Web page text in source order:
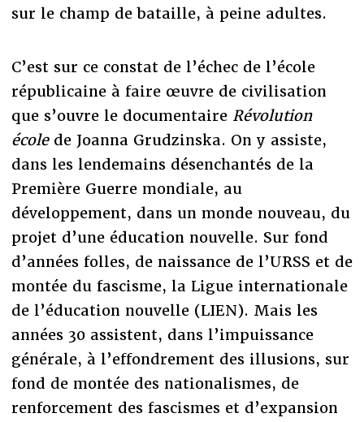
sur le champ de bataille, à peine adultes.
C’est sur ce constat de l’échec de l’école
républicaine à faire œuvre de civilisation
que s’ouvre le documentaire Révolution
écolede Joanna Grudzinska. On y assiste,
dans les lendemains désenchantés de la
Première Guerre mondiale, au
développement, dans un monde nouveau, du
projet d’une éducation nouvelle. Sur fond
d’années folles, de naissance de l’URSS et de
montée du fascisme, la Ligue internationale
de l’éducation nouvelle (LIEN). Mais les
années 30 assistent, dans l’impuissance
générale, à l’effondrement des illusions, sur
fond de montée des nationalismes, de
renforcement des fascismes et d’expansion